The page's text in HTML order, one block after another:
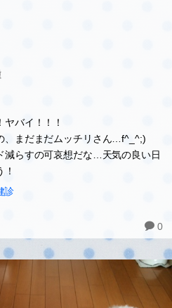
バイ！！！
、まだまだムッチリさん…f^_^;)
減らすの可哀想だな…天気の良い日
診
0